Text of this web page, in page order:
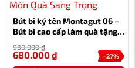
Bút bi ký tên Montagut 06 –
Bút bi cao cấp làm quà tặng
930.000₫
-27%
680.000₫